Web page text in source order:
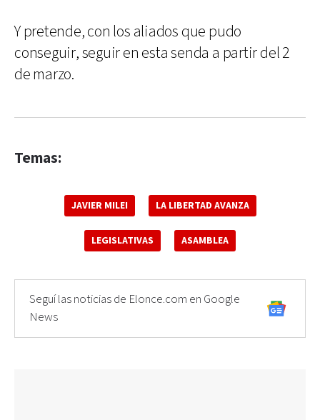
Y pretende, con los aliados que pudo
conseguir, seguir en esta senda a partir del 2
de marzo.
Temas:
JAVIER MILEI LA LIBERTAD AVANZA
LEGISLATIVAS ASAMBLEA
Seguí las noticias de Elonce.com en Google
News